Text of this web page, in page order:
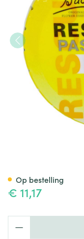
€ 11,17
Op bestelling